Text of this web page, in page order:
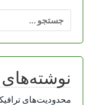
برای:
نوشته‌های
محدودیت‌های